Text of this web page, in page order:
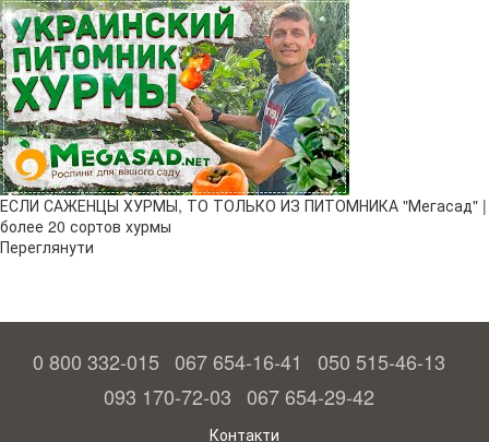
ЕСЛИ САЖЕНЦЫ ХУРМЫ, ТО ТОЛЬКО ИЗ ПИТОМНИКА "Мегасад" |
более 20 сортов хурмы
Переглянути
0 800 332-015 067 654-16-41
050 515-46-13
093 170-72-03 067 654-29-42
Контакти